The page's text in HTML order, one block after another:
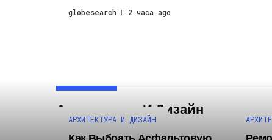
globesearch 2 часа ago
Архитектура И Дизайн
АРХИТЕКТУРА И ДИЗАЙН
Как Выбрать Асфальтовую